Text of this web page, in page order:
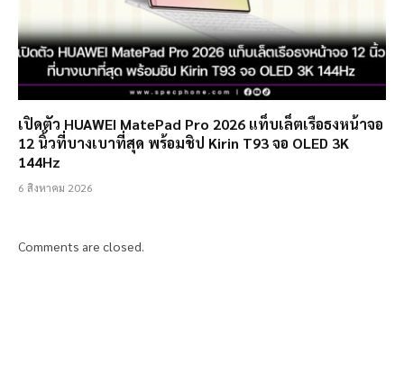
เปิดตัว HUAWEI MatePad Pro 2026 แท็บเล็ตเรือธงหน้าจอ
12 นิ้วที่บางเบาที่สุด พร้อมชิป Kirin T93 จอ OLED 3K
144Hz
6 สิงหาคม 2026
Comments are closed.